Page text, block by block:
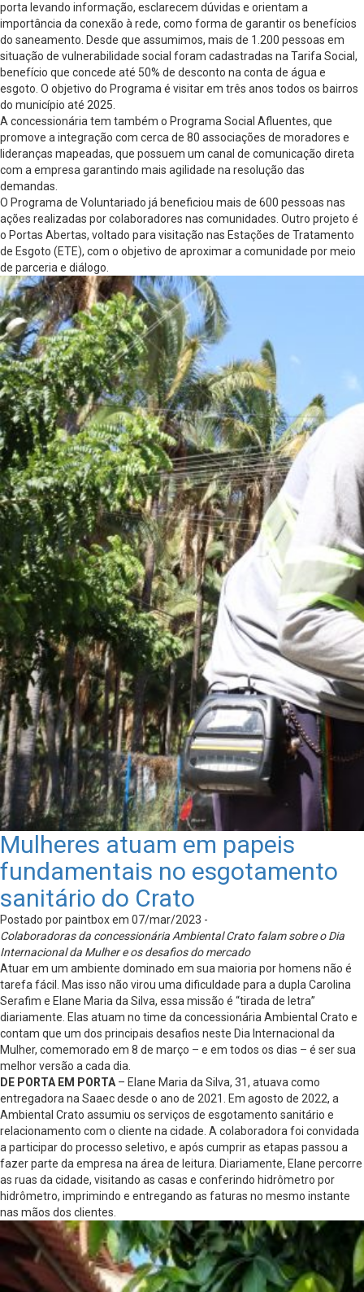
porta levando informação, esclarecem dúvidas e orientam a
importância da conexão à rede, como forma de garantir os benefícios
do saneamento. Desde que assumimos, mais de 1.200 pessoas em
situação de vulnerabilidade social foram cadastradas na Tarifa Social,
benefício que concede até 50% de desconto na conta de água e
esgoto. O objetivo do Programa é visitar em três anos todos os bairros
do município até 2025.
A concessionária tem também o Programa Social Afluentes, que
promove a integração com cerca de 80 associações de moradores e
lideranças mapeadas, que possuem um canal de comunicação direta
com a empresa garantindo mais agilidade na resolução das
demandas.
O Programa de Voluntariado já beneficiou mais de 600 pessoas nas
ações realizadas por colaboradores nas comunidades. Outro projeto é
o Portas Abertas, voltado para visitação nas Estações de Tratamento
de Esgoto (ETE), com o objetivo de aproximar a comunidade por meio
de parceria e diálogo.
Mulheres atuam em papeis
fundamentais no esgotamento
sanitário do Crato
Postado por paintbox em 07/mar/2023 -
Colaboradoras da concessionária Ambiental Crato falam sobre o Dia
Internacional da Mulher e os desafios do mercado
Atuar em um ambiente dominado em sua maioria por homens não é
tarefa fácil. Mas isso não virou uma dificuldade para a dupla Carolina
Serafim e Elane Maria da Silva, essa missão é “tirada de letra”
diariamente. Elas atuam no time da concessionária Ambiental Crato e
contam que um dos principais desafios neste Dia Internacional da
Mulher, comemorado em 8 de março – e em todos os dias – é ser sua
melhor versão a cada dia.
DE PORTA EM PORTA – Elane Maria da Silva, 31, atuava como
entregadora na Saaec desde o ano de 2021. Em agosto de 2022, a
Ambiental Crato assumiu os serviços de esgotamento sanitário e
relacionamento com o cliente na cidade. A colaboradora foi convidada
a participar do processo seletivo, e após cumprir as etapas passou a
fazer parte da empresa na área de leitura. Diariamente, Elane percorre
as ruas da cidade, visitando as casas e conferindo hidrômetro por
hidrômetro, imprimindo e entregando as faturas no mesmo instante
nas mãos dos clientes.